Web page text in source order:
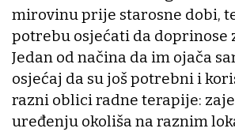
mirovinu prije starosne dobi,
potrebu osjećati da doprinose
Jedan od načina da im ojača
osjećaj da su još potrebni i
razni oblici radne terapije:
uređenju okoliša na raznim